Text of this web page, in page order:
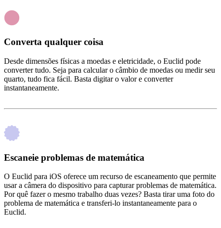
Converta qualquer coisa
Desde dimensões físicas a moedas e eletricidade, o Euclid pode
converter tudo. Seja para calcular o câmbio de moedas ou medir seu
quarto, tudo fica fácil. Basta digitar o valor e converter
instantaneamente.
Escaneie problemas de matemática
O Euclid para iOS oferece um recurso de escaneamento que permite
usar a câmera do dispositivo para capturar problemas de matemática.
Por quê fazer o mesmo trabalho duas vezes? Basta tirar uma foto do
problema de matemática e transferi-lo instantaneamente para o
Euclid.